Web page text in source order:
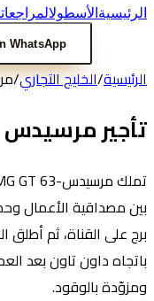
الرئيسية الأسطولالمراجعات
WhatsApp
الرئيسية/الخليج التجاري/
تأجير مرسيدس
بين مصداقية الأعمال
برج على القناة، ثم أطلق
باتجاه داون تاون بعد
ومزوّدة بالوقود.